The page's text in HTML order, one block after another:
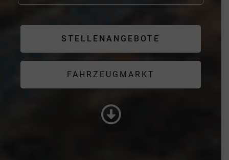
STELLENANGEBOTE
FAHRZEUGMARKT